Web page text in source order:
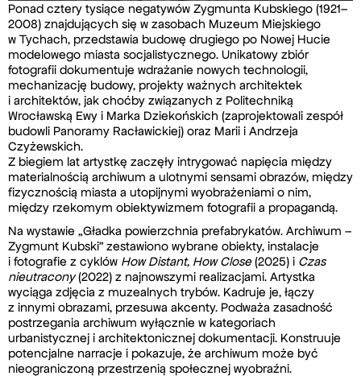
Ponad cztery tysiące negatywów Zygmunta Kubskiego (1921–
2008) znajdujących się w zasobach Muzeum Miejskiego
w Tychach, przedstawia budowę drugiego po Nowej Hucie
modelowego miasta socjalistycznego. Unikatowy zbiór
fotografii dokumentuje wdrażanie nowych technologii,
mechanizację budowy, projekty ważnych architektek
i architektów, jak choćby związanych z Politechniką
Wrocławską Ewy i Marka Dziekońskich (zaprojektowali zespół
budowli Panoramy Racławickiej) oraz Marii i Andrzeja
Czyżewskich.
Z biegiem lat artystkę zaczęły intrygować napięcia między
materialnością archiwum a ulotnymi sensami obrazów, między
fizycznością miasta a utopijnymi wyobrażeniami o nim,
między rzekomym obiektywizmem fotografii a propagandą.
Na wystawie „Gładka powierzchnia prefabrykatów. Archiwum –
Zygmunt Kubski” zestawiono wybrane obiekty, instalacje
i fotografie z cyklów How Distant, How Close(2025) i Czas
nieutracony(2022) z najnowszymi realizacjami. Artystka
wyciąga zdjęcia z muzealnych trybów. Kadruje je, łączy
z innymi obrazami, przesuwa akcenty. Podważa zasadność
postrzegania archiwum wyłącznie w kategoriach
urbanistycznej i architektonicznej dokumentacji. Konstruuje
potencjalne narracje i pokazuje, że archiwum może być
nieograniczoną przestrzenią społecznej wyobraźni.